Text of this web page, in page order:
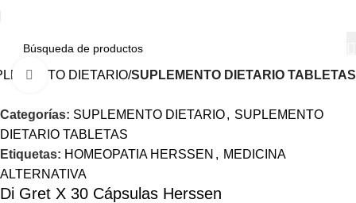
DIETARIO SUPLEMENTO DIETARIO TABLETAS
Haga Click para agrandar
Categorías: SUPLEMENTO DIETARIO, SUPLEMENTO
DIETARIO TABLETAS
Etiquetas: HOMEOPATIA HERSSEN , MEDICINA
ALTERNATIVA
Di Gret X 30 Cápsulas Herssen